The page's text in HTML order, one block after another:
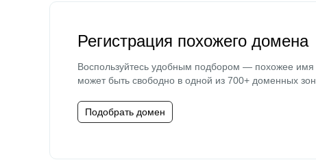
Регистрация похожего домена
Воспользуйтесь удобным подбором — похожее имя
может быть свободно в одной из 700+ доменных зон.
Подобрать домен